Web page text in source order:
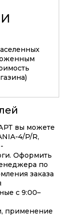
вы можете
4/P/R,
Оформить
по
заказа
с 9:00–
применение